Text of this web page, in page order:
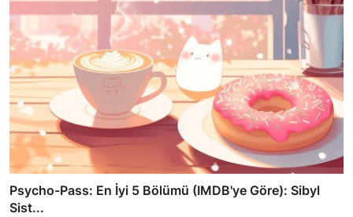
Psycho-Pass: En İyi 5 Bölümü (IMDB'ye Göre): Sibyl
Sist...